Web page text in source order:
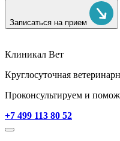
Записаться на прием
Клиникал Вет
Круглосуточная
Проконсультируем и
+7 499 113 80 52